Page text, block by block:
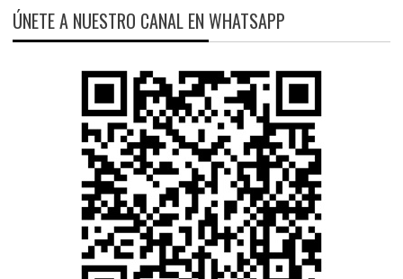
ÚNETE A NUESTRO CANAL EN WHATSAPP